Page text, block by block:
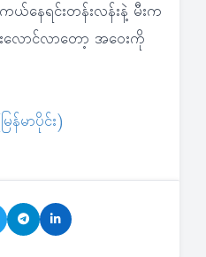
နေရင်းတန်းလန်းနဲ့ မီးက
ောင်လာတော့ အဝေးကို
န်မာပိုင်း)